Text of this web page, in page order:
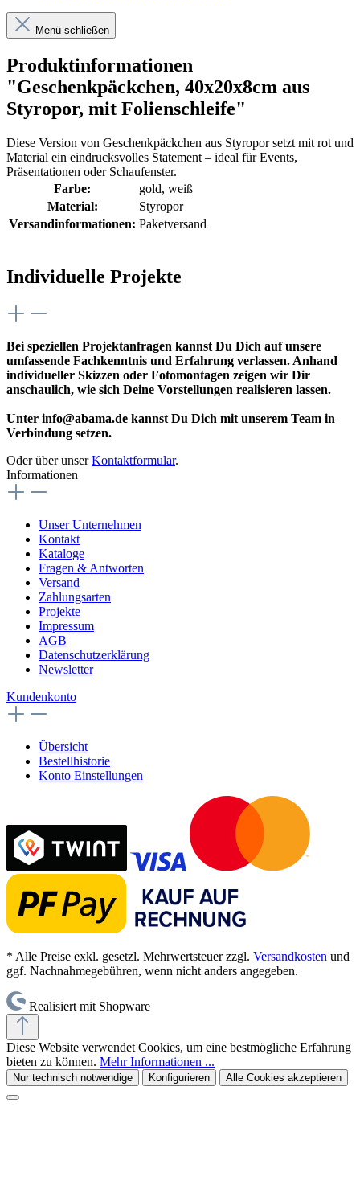
Menü schließen
Produktinformationen
"Geschenkpäckchen, 40x20x8cm aus
Styropor, mit Folienschleife"
Diese Version von Geschenkpäckchen aus Styropor setzt mit rot und
Material ein eindrucksvolles Statement – ideal für Events,
Präsentationen oder Schaufenster.
Farbe:
gold, weiß
Material:
Styropor
Versandinformationen: Paketversand
Individuelle Projekte
Bei speziellen Projektanfragen kannst Du Dich auf unsere
umfassende Fachkenntnis und Erfahrung verlassen. Anhand
individueller Skizzen oder Fotomontagen zeigen wir Dir
anschaulich, wie sich Deine Vorstellungen realisieren lassen.
Unter info@abama.de kannst Du Dich mit unserem Team in
Verbindung setzen.
Oder über unserKontaktformular.
Informationen
Unser Unternehmen
Kontakt
Kataloge
Fragen & Antworten
Versand
Zahlungsarten
Projekte
Impressum
AGB
Datenschutzerklärung
Newsletter
Kundenkonto
Übersicht
Bestellhistorie
Konto Einstellungen
* Alle Preise exkl. gesetzl. Mehrwertsteuer zzgl. Versandkosten und
ggf. Nachnahmegebühren, wenn nicht anders angegeben.
Realisiert mit Shopware
Diese Website verwendet Cookies, um eine bestmögliche Erfahrung
bieten zu können. Mehr Informationen ...
Nur technisch notwendige Konfigurieren Alle Cookies akzeptieren